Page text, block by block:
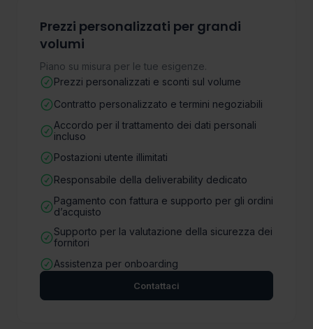
Prezzi personalizzati per grandi
volumi
Piano su misura per le tue esigenze.
Prezzi personalizzati e sconti sul volume
Contratto personalizzato e termini negoziabili
Accordo per il trattamento dei dati personali
incluso
Postazioni utente illimitati
Responsabile della deliverability dedicato
Pagamento con fattura e supporto per gli ordini
d’acquisto
Supporto per la valutazione della sicurezza dei
fornitori
Assistenza per onboarding
Contattaci